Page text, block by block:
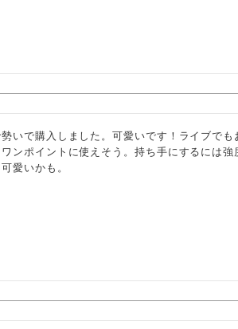
いで購入しました。可愛いです！ライブでも
ンポイントに使えそう。持ち手にするには強
愛いかも。